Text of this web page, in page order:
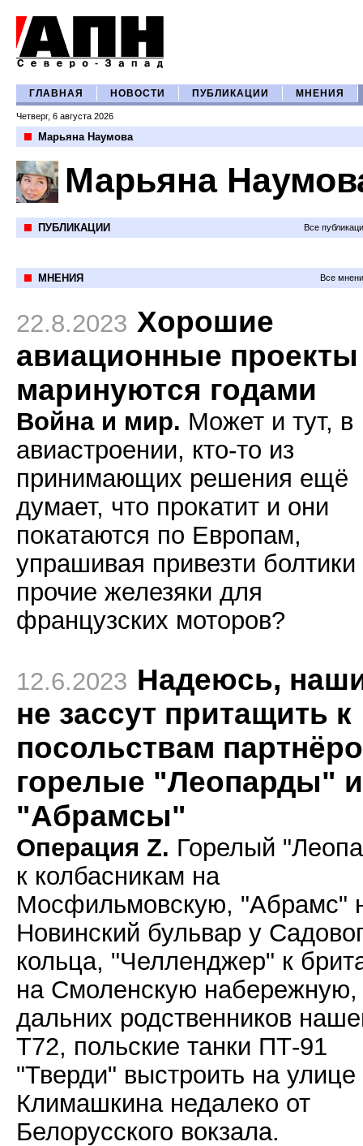
ГЛАВНАЯ НОВОСТИ ПУБЛИКАЦИИ МНЕНИЯ
Четверг, 6 августа 2026
Марьяна Наумова
Марьяна
ПУБЛИКАЦИИ Все
МНЕНИЯ Все
22.8.2023 Хорошие
авиационные проекты
маринуются годами
Война и мир. Может и тут, в
авиастроении, кто-то из
принимающих решения ещё
думает, что прокатит и они
покатаются по Европам,
упрашивая привезти болтики
прочие железяки для
французских моторов?
12.6.2023 Надеюсь,
не зассут притащить к
посольствам
горелые "Леопарды" и
"Абрамсы"
Операция Z. Горелый
к колбасникам на
Мосфильмовскую, "Абрамс"
Новинский бульвар у
кольца, "Челленджер" к
на Смоленскую набережную,
дальних родственников
Т72, польские танки ПТ-91
"Тверди" выстроить на улице
Климашкина недалеко от
Белорусского вокзала.